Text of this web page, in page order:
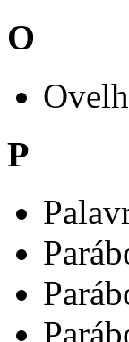
O
P